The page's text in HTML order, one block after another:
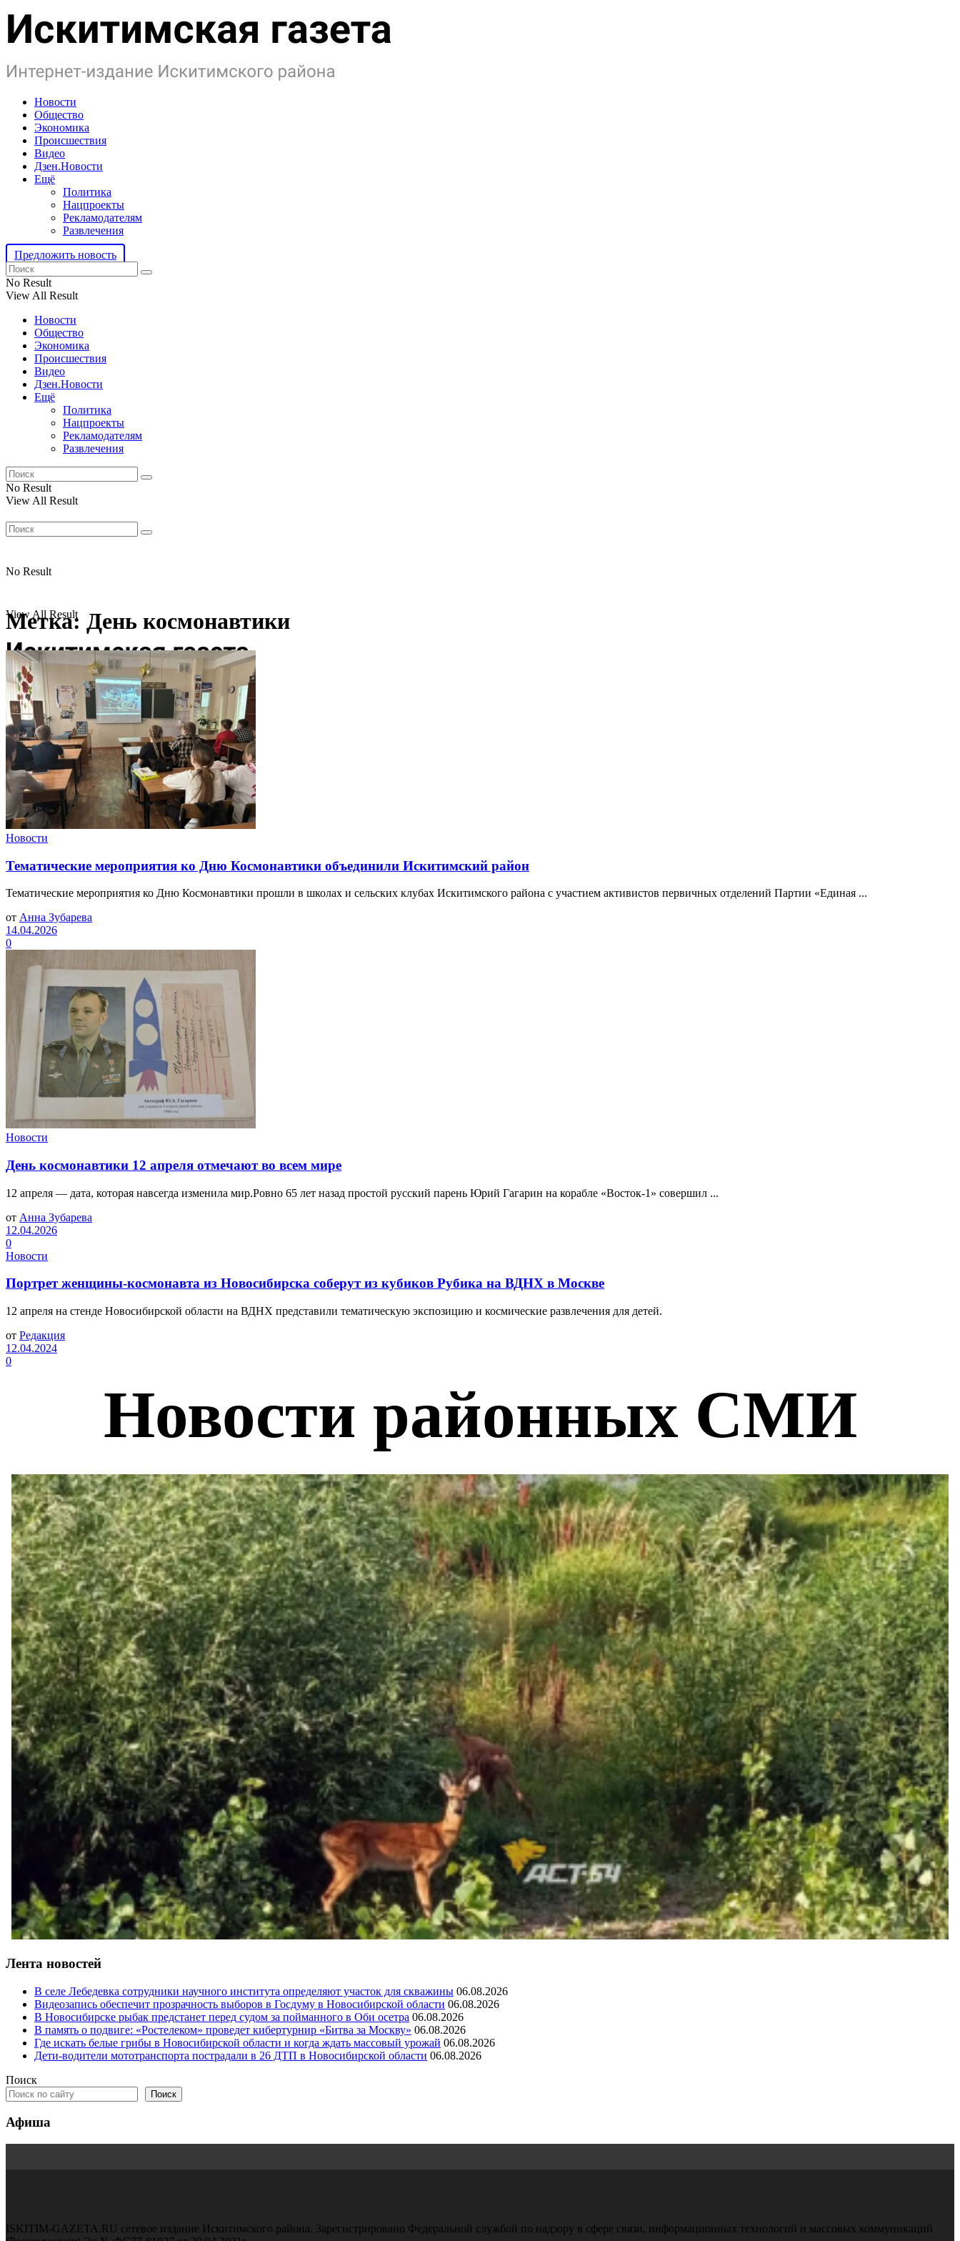
Новости
Общество
Экономика
Происшествия
Видео
Дзен.Новости
Ещё
Политика
Нацпроекты
Рекламодателям
Развлечения
Предложить новость
No Result
View All Result
Новости
Общество
Экономика
Происшествия
Видео
Дзен.Новости
Ещё
Политика
Нацпроекты
Рекламодателям
Развлечения
No Result
View All Result
No Result
View All Result
Метка: День космонавтики
Новости
Тематические мероприятия ко Дню Космонавтики объединили Искитимский район
Тематические мероприятия ко Дню Космонавтики прошли в школах и сельских клубах Искитимского района с участием активистов первичных отделений Партии «Единая ...
от Анна Зубарева
14.04.2026
0
Новости
День космонавтики 12 апреля отмечают во всем мире
12 апреля — дата, которая навсегда изменила мир.Ровно 65 лет назад простой русский парень Юрий Гагарин на корабле «Восток-1» совершил ...
от Анна Зубарева
12.04.2026
0
Новости
Портрет женщины-космонавта из Новосибирска соберут из кубиков Рубика на ВДНХ в Москве
12 апреля на стенде Новосибирской области на ВДНХ представили тематическую экспозицию и космические развлечения для детей.
от Редакция
12.04.2024
0
Лента новостей
В селе Лебедевка сотрудники научного института определяют участок для скважины 06.08.2026
Видеозапись обеспечит прозрачность выборов в Госдуму в Новосибирской области 06.08.2026
В Новосибирске рыбак предстанет перед судом за пойманного в Оби осетра 06.08.2026
В память о подвиге: «Ростелеком» проведет кибертурнир «Битва за Москву» 06.08.2026
Где искать белые грибы в Новосибирской области и когда ждать массовый урожай 06.08.2026
Дети-водители мототранспорта пострадали в 26 ДТП в Новосибирской области 06.08.2026
Поиск
Поиск
Афиша
ISKITIM-GAZETA.RU сетевое издание Искитимского района. Зарегистрировано Федеральной службой по надзору в сфере связи, информационных технологий и массовых коммуникаций